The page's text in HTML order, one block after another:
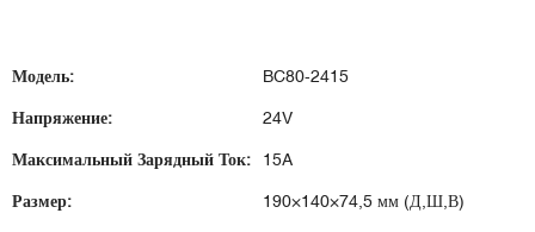
Модель: BC80-2415
Напряжение: 24V
Максимальный Зарядный Ток: 15A
Размер: 190×140×74,5 мм (Д,Ш,В)